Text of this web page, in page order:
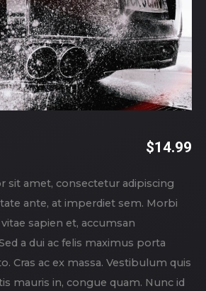
$14.99
sit amet, consectetur adipiscing
ante, at imperdiet sem. Morbi
sapien et, accumsan
a dui ac felis maximus porta
Cras ac ex massa. Vestibulum quis
mauris in, congue quam. Nunc id